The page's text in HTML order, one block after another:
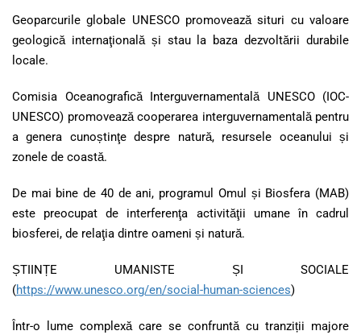
Geoparcurile globale UNESCO promovează situri cu valoare
geologică internaţională și stau la baza dezvoltării durabile
locale.
Comisia Oceanografică Interguvernamentală UNESCO (IOC-
UNESCO) promovează cooperarea interguvernamentală pentru
a genera cunoștinţe despre natură, resursele oceanului și
zonele de coastă.
De mai bine de 40 de ani, programul Omul și Biosfera (MAB)
este preocupat de interferenţa activităţii umane în cadrul
biosferei, de relaţia dintre oameni și natură.
ȘTIINȚE UMANISTE ȘI SOCIALE
(https://www.unesco.org/en/social-human-sciences)
Într-o lume complexă care se confruntă cu tranziții majore